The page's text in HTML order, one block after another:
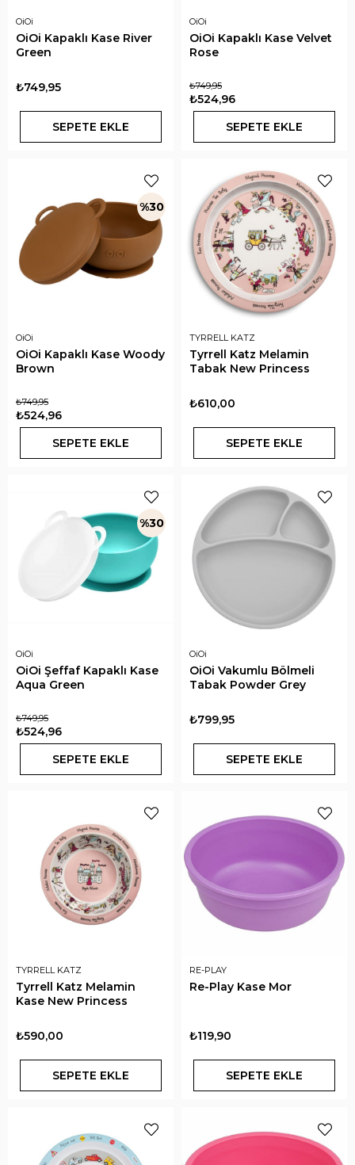
OiOi
OiOi Kapaklı Kase River
Green
₺749,95
SEPETE EKLE
OiOi
OiOi Kapaklı Kase Velvet
Rose
₺524,96
₺749,95
SEPETE EKLE
OiOi
OiOi Kapaklı Kase Woody
Brown
₺524,96
₺749,95
SEPETE EKLE
%30
TYRRELL KATZ
Tyrrell Katz Melamin
Tabak New Princess
₺610,00
SEPETE EKLE
OiOi
OiOi Şeffaf Kapaklı Kase
Aqua Green
₺524,96
₺749,95
SEPETE EKLE
%30
OiOi
OiOi Vakumlu Bölmeli
Tabak Powder Grey
₺799,95
SEPETE EKLE
TYRRELL KATZ
Tyrrell Katz Melamin
Kase New Princess
₺590,00
SEPETE EKLE
RE-PLAY
Re-Play Kase Mor
₺119,90
SEPETE EKLE